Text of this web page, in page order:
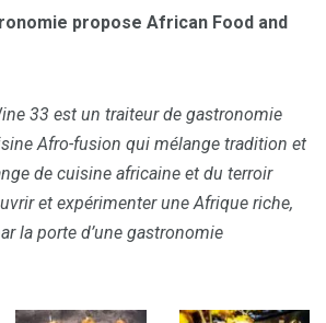
propose African Food and
33 est un traiteur de gastronomie
Afro-fusion qui mélange tradition et
de cuisine africaine et du terroir
et expérimenter une Afrique riche,
la porte d’une gastronomie